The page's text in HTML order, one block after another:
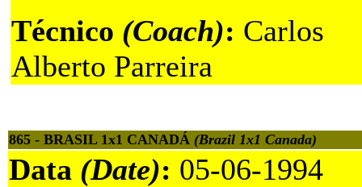
Técnico (Coach): Carlos
Alberto Parreira
865 - BRASIL 1x1 CANADÁ (Brazil 1x1 Canada)
Data (Date): 05-06-1994